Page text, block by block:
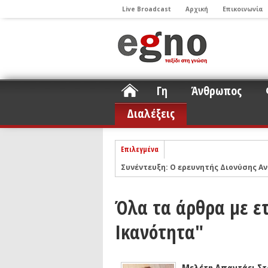
Live Broadcast Αρχική Επικοινωνία
Γη Άνθρωπος
Διαλέξεις
Επιλεγμένα
Συνέντευξη: Ο ερευνητής Διονύσης
ΝΕLIOTA: Το ερευνητικό
Podcast: Συζήτηση με τον
Podcast: Ο Διονύσης Σιμόπουλος
Άρθρο με αφορμή το Nobel Φυσικής
Όλα τα άρθρα με
Ικανότητα"